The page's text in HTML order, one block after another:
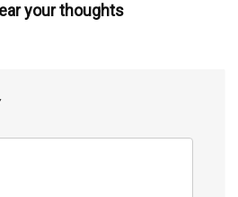
your thoughts